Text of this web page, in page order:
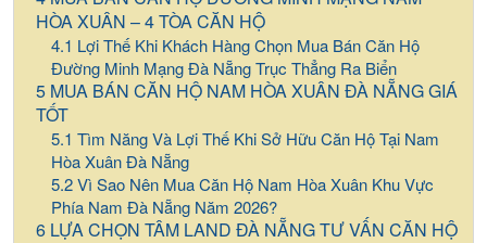
HÒA XUÂN – 4 TÒA CĂN HỘ
Lợi Thế Khi Khách Hàng Chọn Mua Bán Căn Hộ
Đường Minh Mạng Đà Nẵng Trục Thẳng Ra Biển
MUA BÁN CĂN HỘ NAM HÒA XUÂN ĐÀ NẴNG GIÁ
TỐT
Tìm Năng Và Lợi Thế Khi Sở Hữu Căn Hộ Tại Nam
Hòa Xuân Đà Nẵng
Vì Sao Nên Mua Căn Hộ Nam Hòa Xuân Khu Vực
Phía Nam Đà Nẵng Năm 2026?
LỰA CHỌN TÂM LAND ĐÀ NẴNG TƯ VẤN CĂN HỘ